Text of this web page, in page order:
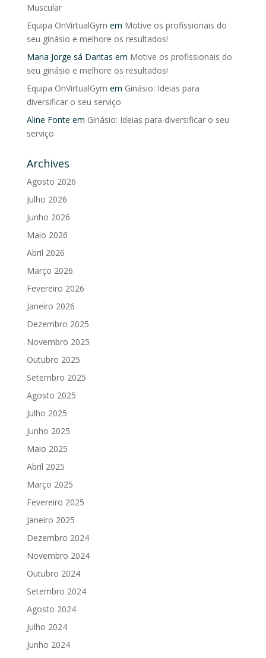
Muscular
Equipa OnVirtualGym em Motive os profissionais do
seu ginásio e melhore os resultados!
Maria Jorge sá Dantas em Motive os profissionais do
seu ginásio e melhore os resultados!
Equipa OnVirtualGym em Ginásio: Ideias para
diversificar o seu serviço
Aline Fonte em Ginásio: Ideias para diversificar o seu
serviço
Archives
Agosto 2026
Julho 2026
Junho 2026
Maio 2026
Abril 2026
Março 2026
Fevereiro 2026
Janeiro 2026
Dezembro 2025
Novembro 2025
Outubro 2025
Setembro 2025
Agosto 2025
Julho 2025
Junho 2025
Maio 2025
Abril 2025
Março 2025
Fevereiro 2025
Janeiro 2025
Dezembro 2024
Novembro 2024
Outubro 2024
Setembro 2024
Agosto 2024
Julho 2024
Junho 2024